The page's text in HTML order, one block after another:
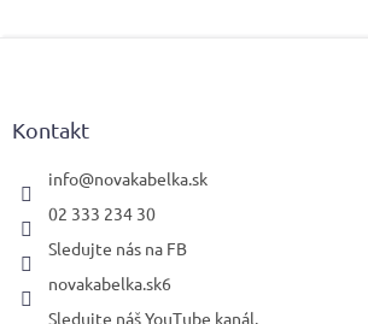
Kontakt
info@novakabelka.sk
02 333 234 30
Sledujte nás na FB
novakabelka.sk6
Sledujte náš YouTube kanál.